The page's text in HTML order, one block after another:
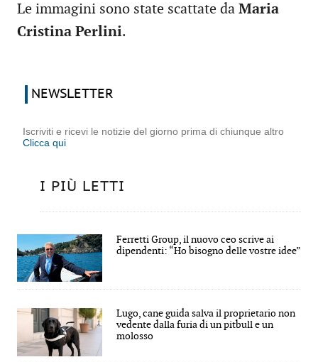
Le immagini sono state scattate da Maria
Cristina Perlini.
NEWSLETTER
Iscriviti e ricevi le notizie del giorno prima di chiunque altro
Clicca qui
I PIÙ LETTI
Ferretti Group, il nuovo ceo scrive ai
dipendenti: “Ho bisogno delle vostre idee”
Lugo, cane guida salva il proprietario non
vedente dalla furia di un pitbull e un
molosso